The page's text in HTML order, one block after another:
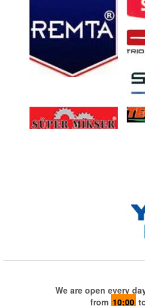
We are open every
from 10:00